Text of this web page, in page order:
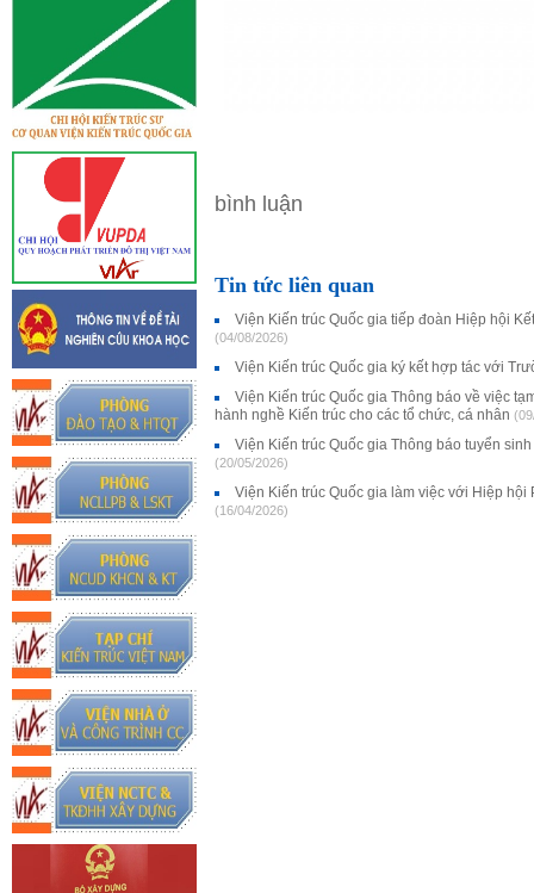
bình luận
Tin tức liên quan
Viện Kiến trúc Quốc gia tiếp đoàn Hiệp hội
(04/08/2026)
Viện Kiến trúc Quốc gia ký kết hợp tác với
Viện Kiến trúc Quốc gia Thông báo về việc
hành nghề Kiến trúc cho các tổ chức, cá nhân
Viện Kiến trúc Quốc gia Thông báo tuyển
(20/05/2026)
Viện Kiến trúc Quốc gia làm việc với Hiệp hội
(16/04/2026)